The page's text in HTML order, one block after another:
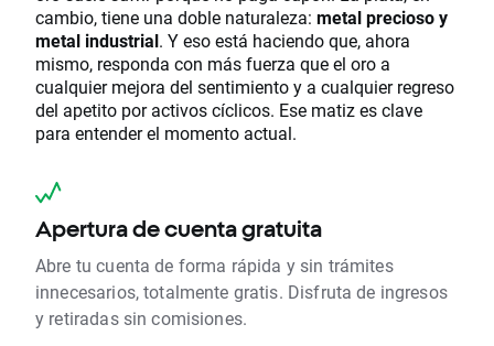
cambio, tiene una doble naturaleza: metal precioso y
metal industrial. Y eso está haciendo que, ahora
mismo, responda con más fuerza que el oro a
cualquier mejora del sentimiento y a cualquier regreso
del apetito por activos cíclicos. Ese matiz es clave
para entender el momento actual.
Apertura de cuenta gratuita
Abre tu cuenta de forma rápida y sin trámites
innecesarios, totalmente gratis. Disfruta de ingresos
y retiradas sin comisiones.